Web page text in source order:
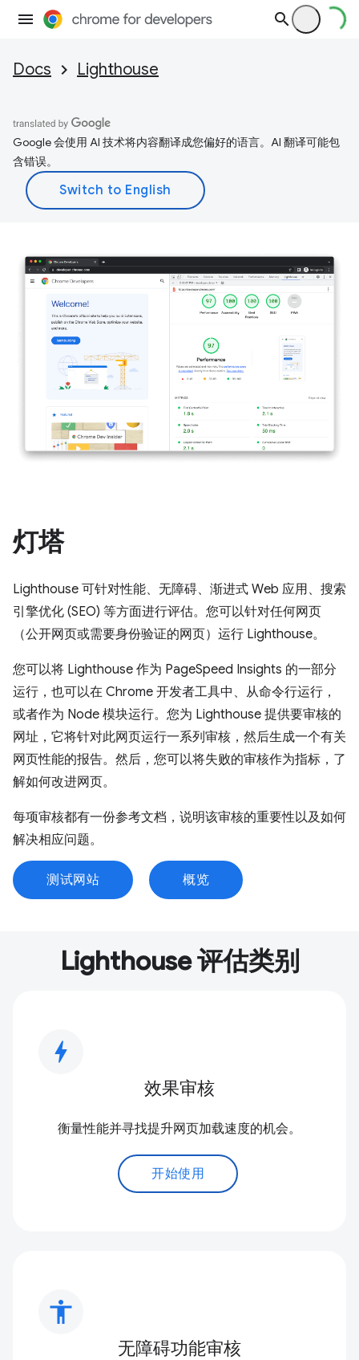
Docs Lighthouse
Google 会使用 AI 技术将内容翻译成您偏好的语言。AI 翻译可能包
含错误。
灯塔
Lighthouse 可针对性能、无障碍、渐进式 Web 应用、搜索
引擎优化 (SEO) 等方面进行评估。您可以针对任何网页
（公开网页或需要身份验证的网页）运行 Lighthouse。
您可以将 Lighthouse 作为 PageSpeed Insights 的一部分
运行，也可以在 Chrome 开发者工具中、从命令行运行，
或者作为 Node 模块运行。您为 Lighthouse 提供要审核的
网址，它将针对此网页运行一系列审核，然后生成一个有关
网页性能的报告。然后，您可以将失败的审核作为指标，了
解如何改进网页。
每项审核都有一份参考文档，说明该审核的重要性以及如何
解决相应问题。
测试网站 概览
Lighthouse 评估类别
bolt
效果审核
衡量性能并寻找提升网页加载速度的机会。
开始使用
accessibility
无障碍功能审核